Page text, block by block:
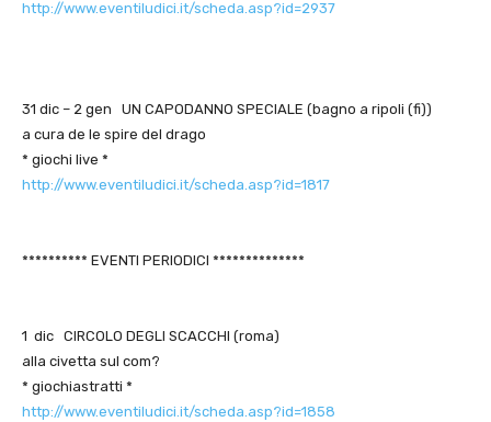
http://www.eventiludici.it/scheda.asp?id=2937
31 dic – 2 gen UN CAPODANNO SPECIALE (bagno a ripoli (fi))
a cura de le spire del drago
* giochi live *
http://www.eventiludici.it/scheda.asp?id=1817
********** EVENTI PERIODICI **************
1 dic CIRCOLO DEGLI SCACCHI (roma)
alla civetta sul com?
* giochiastratti *
http://www.eventiludici.it/scheda.asp?id=1858